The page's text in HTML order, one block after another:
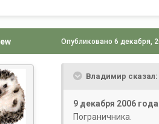
Опубликовано6 декабря,
Владимир сказал:
9 декабря 2006 года
Пограничника.